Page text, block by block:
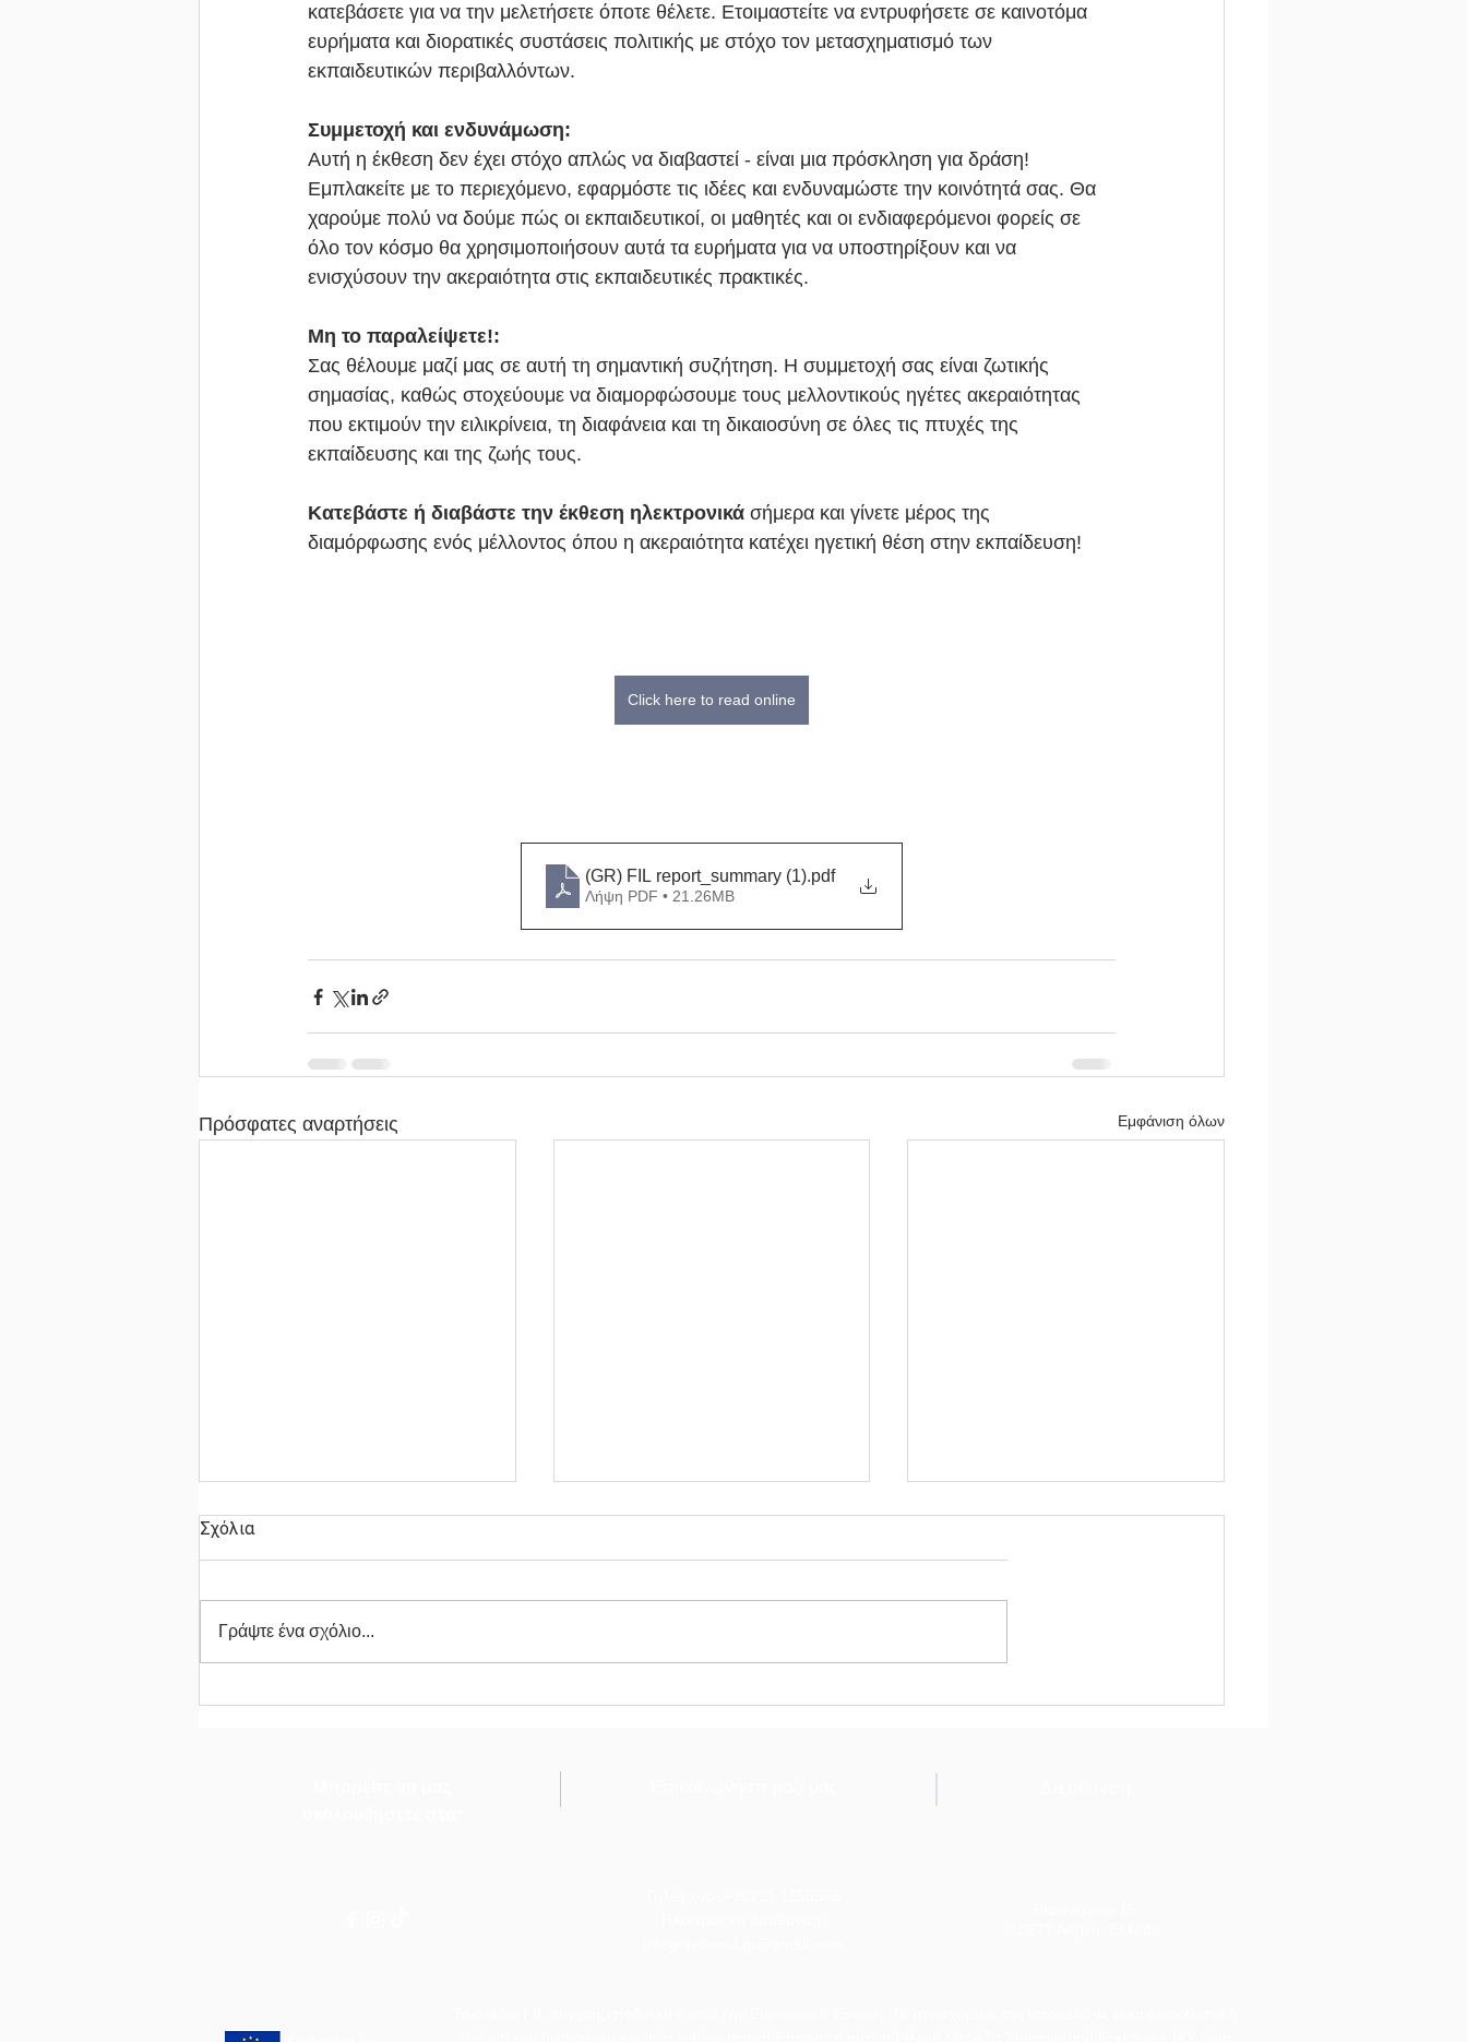
κατεβάσετε για να την μελετήσετε όποτε θέλετε. Ετοιμαστείτε να εντρυφήσετε σε καινοτόμα
ευρήματα και διορατικές συστάσεις πολιτικής με στόχο τον μετασχηματισμό των
εκπαιδευτικών περιβαλλόντων.
Συμμετοχή και ενδυνάμωση:
Αυτή η έκθεση δεν έχει στόχο απλώς να διαβαστεί - είναι μια πρόσκληση για δράση!
Εμπλακείτε με το περιεχόμενο, εφαρμόστε τις ιδέες και ενδυναμώστε την κοινότητά σας. Θα
χαρούμε πολύ να δούμε πώς οι εκπαιδευτικοί, οι μαθητές και οι ενδιαφερόμενοι φορείς σε
όλο τον κόσμο θα χρησιμοποιήσουν αυτά τα ευρήματα για να υποστηρίξουν και να
ενισχύσουν την ακεραιότητα στις εκπαιδευτικές πρακτικές.
Μη το παραλείψετε!:
Σας θέλουμε μαζί μας σε αυτή τη σημαντική συζήτηση. Η συμμετοχή σας είναι ζωτικής
σημασίας, καθώς στοχεύουμε να διαμορφώσουμε τους μελλοντικούς ηγέτες ακεραιότητας
που εκτιμούν την ειλικρίνεια, τη διαφάνεια και τη δικαιοσύνη σε όλες τις πτυχές της
εκπαίδευσης και της ζωής τους.
Κατεβάστε ή διαβάστε την έκθεση ηλεκτρονικά σήμερα και γίνετε μέρος της
διαμόρφωσης ενός μέλλοντος όπου η ακεραιότητα κατέχει ηγετική θέση στην εκπαίδευση!
Click here to read online
(GR) FIL report_summary (1).pdf
Λήψη PDF • 21.26MB
Πρόσφατες αναρτήσεις Εμφάνιση όλων
Σχόλια
Γράψτε ένα σχόλιο...